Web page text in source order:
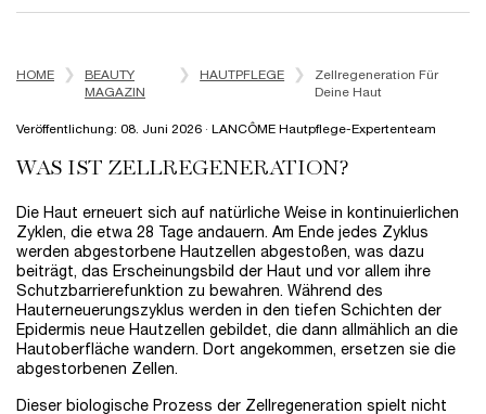
HOME
BEAUTY
MAGAZIN
HAUTPFLEGE
Zellregeneration Für
Deine Haut
Veröffentlichung: 08. Juni 2026 · LANCÔME Hautpflege-Expertenteam
WAS IST ZELLREGENERATION?
Die Haut erneuert sich auf natürliche Weise in kontinuierlichen
Zyklen, die etwa 28 Tage andauern. Am Ende jedes Zyklus
werden abgestorbene Hautzellen abgestoßen, was dazu
beiträgt, das Erscheinungsbild der Haut und vor allem ihre
Schutzbarrierefunktion zu bewahren. Während des
Hauterneuerungszyklus werden in den tiefen Schichten der
Epidermis neue Hautzellen gebildet, die dann allmählich an die
Hautoberfläche wandern. Dort angekommen, ersetzen sie die
abgestorbenen Zellen.
Dieser biologische Prozess der Zellregeneration spielt nicht